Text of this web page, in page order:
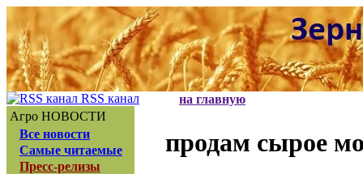
RSS канал
Агро НОВОСТИ
Все новости
Самые читаемые
Пресс-релизы
на главную
продам сырое